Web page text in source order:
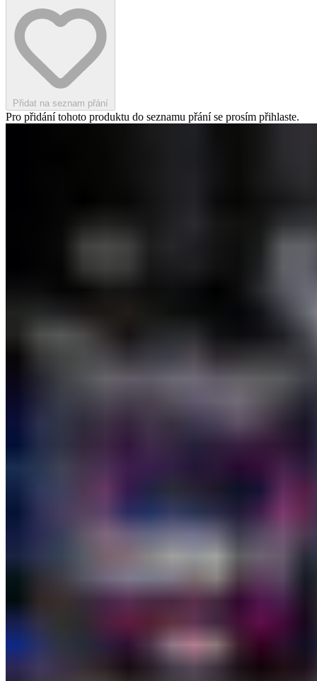
Přidat na seznam přání
Pro přidání tohoto produktu do seznamu přání se prosím přihlaste.